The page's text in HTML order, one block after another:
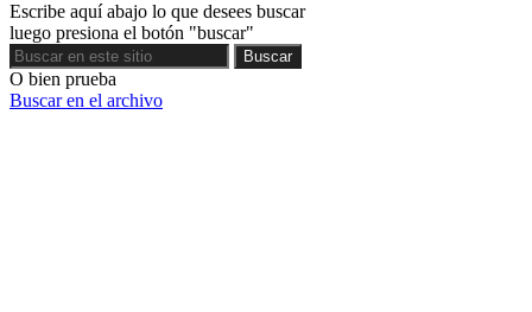
Escribe aquí abajo lo que desees buscar
luego presiona el botón "buscar"
Buscar
Buscar
O bien prueba
Buscar en el archivo